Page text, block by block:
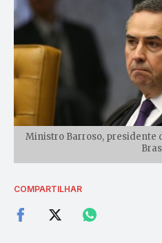
Ministro Barroso, presidente
COMPARTILHAR